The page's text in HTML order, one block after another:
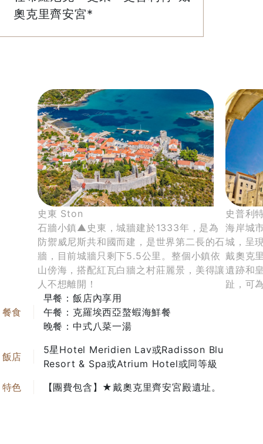
奧克里齊安宮*
史東 Ston
石牆小鎮▲史東，城牆建於1333年，是為
防禦威尼斯共和國而建，是世界第二長的石
牆，目前城牆只剩下5.5公里。整個小鎮依
山傍海，搭配紅瓦白牆之村莊麗景，美得讓
人不想離開！
史普利
海岸城
城，呈
戴奧克
遺跡和
趾，可
早餐：飯店內享用
午餐：克羅埃西亞螯蝦海鮮餐
晚餐：中式八菜一湯
5星Hotel Meridien Lav或Radisson Blu
Resort & Spa或Atrium Hotel或同等級
【團費包含】★戴奧克里齊安宮殿遺址。